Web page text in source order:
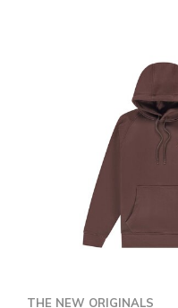
THE NEW ORIGINALS